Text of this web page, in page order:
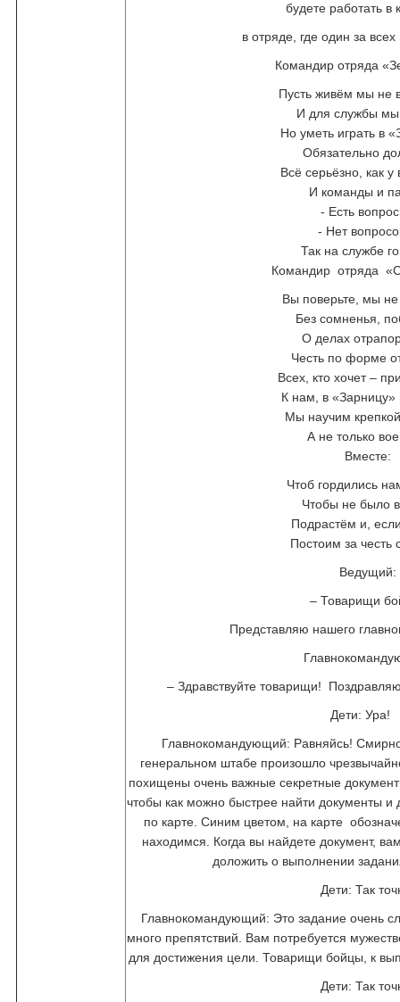
будете работать
в отряде, где один за
Командир отряда
Пусть живём мы не
И для службы
Но уметь играть в
Обязательно
Всё серьёзно, как у
И команды и
- Есть
- Нет
Так на службе
Командир отряда
Вы поверьте, мы не
Без сомненья,
О делах
Честь по форме
Всех, кто хочет –
К нам, в «Зарницу»
Мы научим
А не только
Вместе:
Чтоб гордились
Чтобы не было
Подрастём и,
Постоим за честь
Ведущий:
– Товарищи
Представляю нашего
– Здравствуйте товарищи!
Дети:
Главнокомандующий: Равняйсь!
генеральном штабе произошло
похищены очень важные секретные
чтобы как можно быстрее найти документы и
по карте. Синим цветом, на карте
находимся. Когда вы найдете документ,
доложить о выполнении
Дети: Так
Главнокомандующий: Это задание очень
много препятствий. Вам потребуется
для достижения цели. Товарищи бойцы, к
Дети: Так